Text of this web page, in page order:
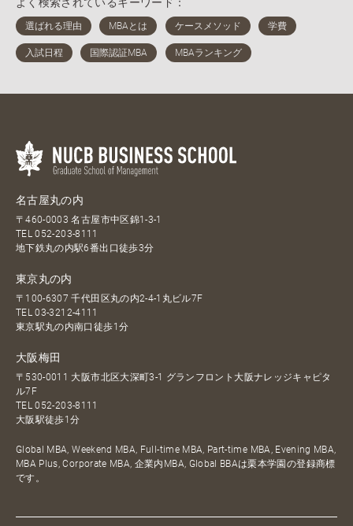
よく検索されているキーワード：
名古屋丸の内
〒460-0003 名古屋市中区錦1-3-1
TEL052-203-8111
地下鉄丸の内駅6番出口徒歩3分
東京丸の内
〒100-6307 千代田区丸の内2-4-1丸ビル7F
TEL03-3212-4111
東京駅丸の内南口徒歩1分
大阪梅田
〒530-0011 大阪市北区大深町3-1 グランフロント大阪ナレッジキャピタ
ル7F
TEL052-203-8111
大阪駅徒歩1分
Global MBA, Weekend MBA, Full-time MBA, Part-time MBA, Evening MBA,
MBA Plus, Corporate MBA, 企業内MBA, Global BBAは栗本学園の登録商標
です。